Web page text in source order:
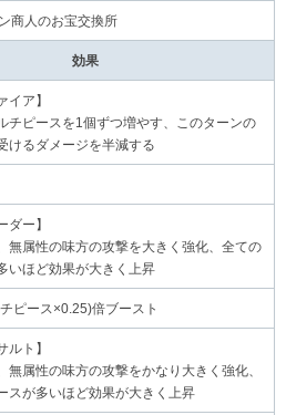
商人のお宝交換所
効果
イア】
チピースを1個ずつ増やす、このターンの
けるダメージを半減する
ダー】
無属性の味方の攻撃を大きく強化、全ての
いほど効果が大きく上昇
ピース×0.25)倍ブースト
ルト】
無属性の味方の攻撃をかなり大きく強化、
スが多いほど効果が大きく上昇